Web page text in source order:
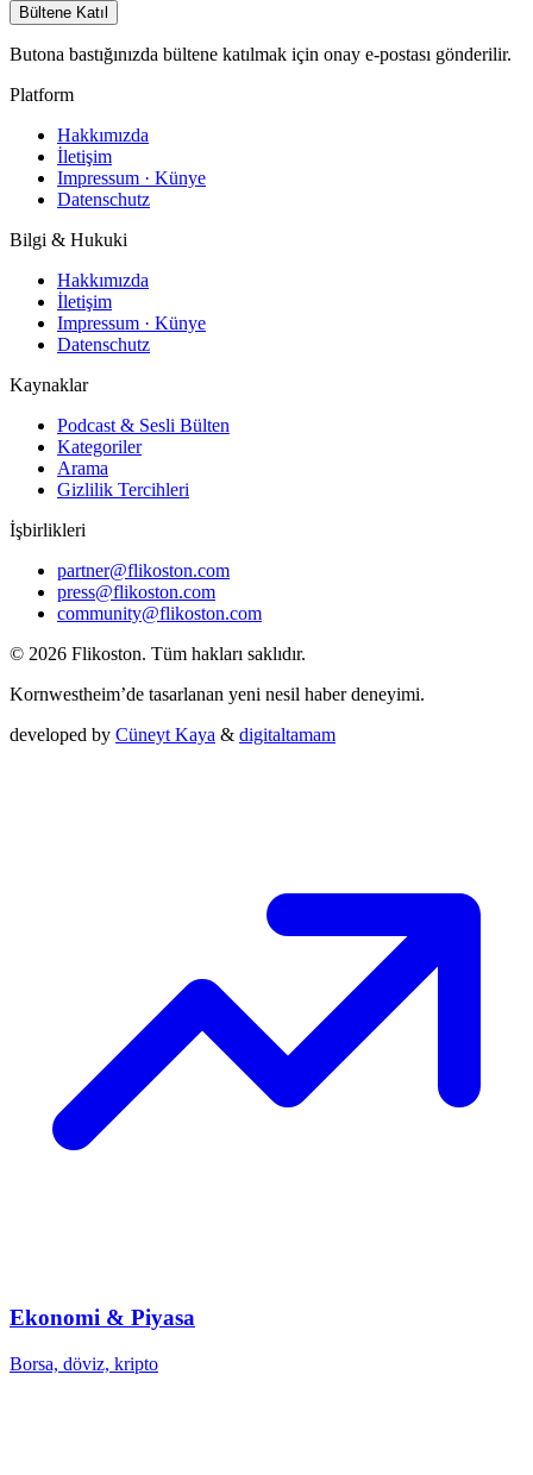
Bültene Katıl
Butona bastığınızda bültene katılmak için onay e-postası gönderilir.
Platform
Hakkımızda
İletişim
Impressum · Künye
Datenschutz
Bilgi & Hukuki
Hakkımızda
İletişim
Impressum · Künye
Datenschutz
Kaynaklar
Podcast & Sesli Bülten
Kategoriler
Arama
Gizlilik Tercihleri
İşbirlikleri
partner@flikoston.com
press@flikoston.com
community@flikoston.com
© 2026 Flikoston. Tüm hakları saklıdır.
Kornwestheim’de tasarlanan yeni nesil haber deneyimi.
developed by Cüneyt Kaya & digitaltamam
Ekonomi & Piyasa
Borsa, döviz, kripto